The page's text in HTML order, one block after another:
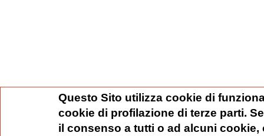
Questo Sito utilizza cookie di
cookie di profilazione di terze parti.
il consenso a tutti o ad alcuni